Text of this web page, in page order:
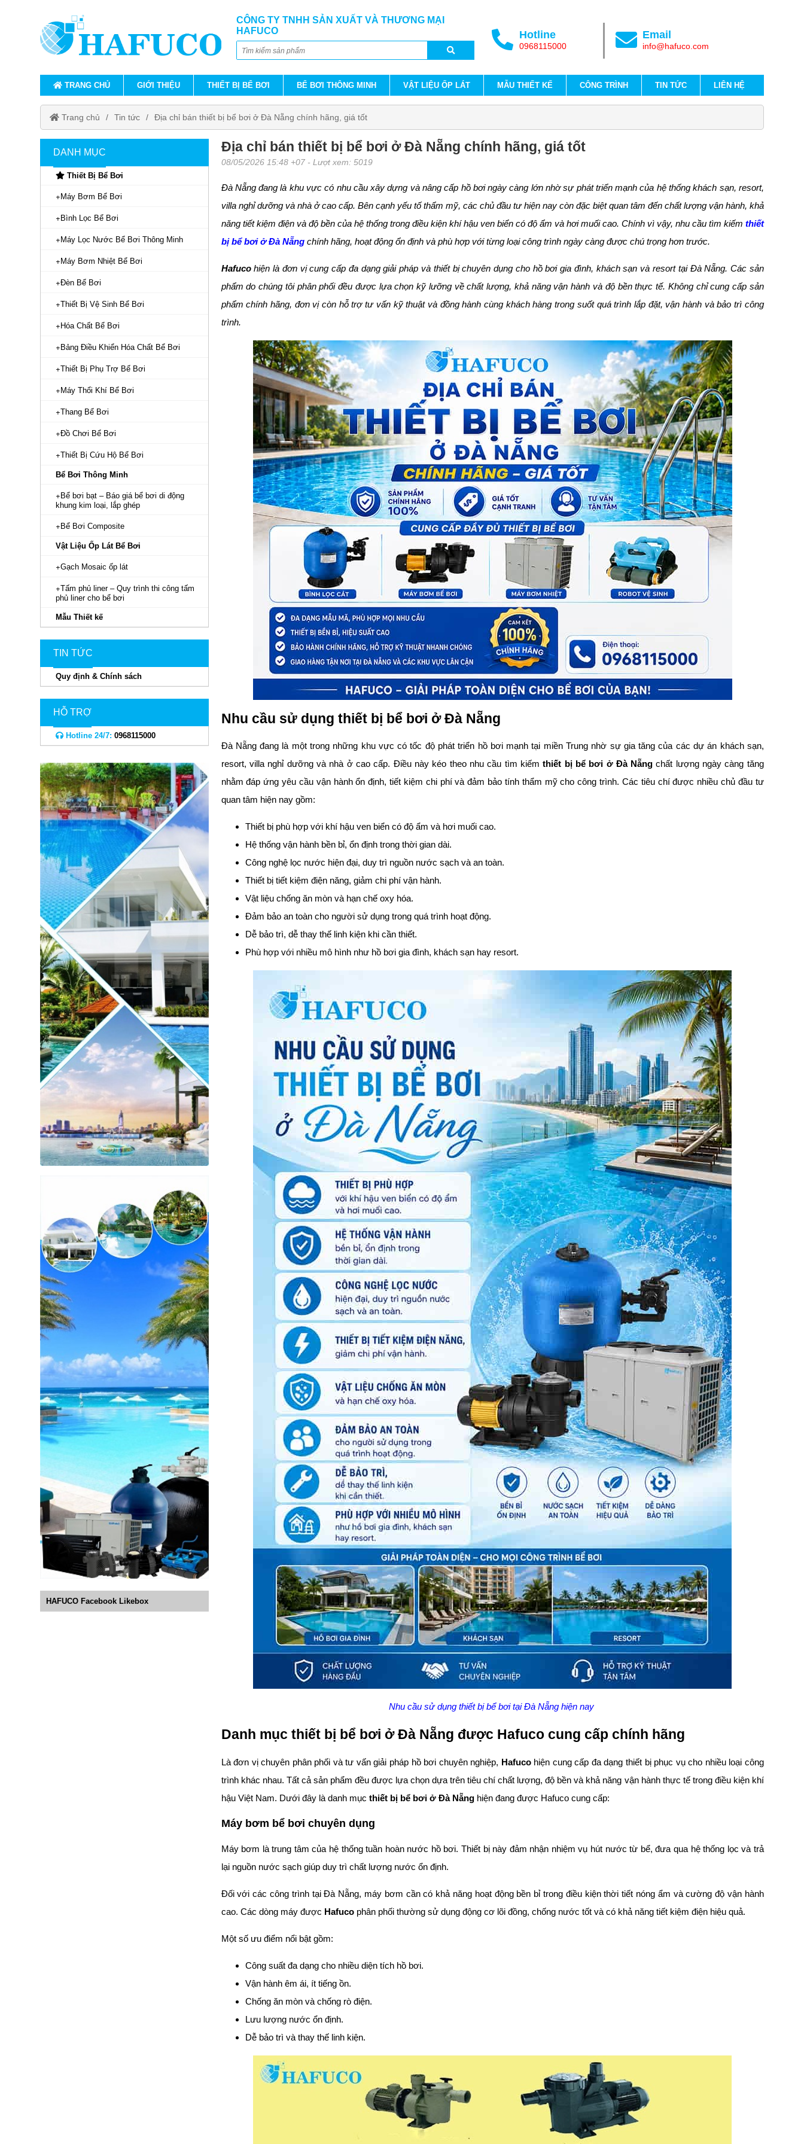
CÔNG TY TNHH SẢN XUẤT VÀ THƯƠNG MẠI
HAFUCO
Hotline
0968115000
Email
info@hafuco.com
TRANG CHỦ GIỚI THIỆU THIẾT BỊ BỂ BƠI BỂ BƠI THÔNG MINH VẬT LIỆU ỐP LÁT MẪU THIẾT KẾ CÔNG TRÌNH TIN TỨC LIÊN HỆ
Trang chủ Tin tức Địa chỉ bán thiết bị bể bơi ở Đà Nẵng chính hãng, giá tốt
Địa chỉ bán thiết bị bể bơi ở Đà Nẵng chính hãng, giá tốt
08/05/2026 15:48 +07 - Lượt xem: 5019
Đà Nẵng đang là khu vực có nhu cầu xây dựng và nâng cấp hồ bơi ngày càng lớn nhờ sự phát triển mạnh của hệ thống khách sạn, resort,
villa nghỉ dưỡng và nhà ở cao cấp. Bên cạnh yếu tố thẩm mỹ, các chủ đầu tư hiện nay còn đặc biệt quan tâm đến chất lượng vận hành, khả
năng tiết kiệm điện và độ bền của hệ thống trong điều kiện khí hậu ven biển có độ ẩm và hơi muối cao. Chính vì vậy, nhu cầu tìm kiếm thiết
bị bể bơi ở Đà Nẵngchính hãng, hoạt động ổn định và phù hợp với từng loại công trình ngày càng được chú trọng hơn trước.
Hafucohiện là đơn vị cung cấp đa dạng giải pháp và thiết bị chuyên dụng cho hồ bơi gia đình, khách sạn và resort tại Đà Nẵng. Các sản
phẩm do chúng tôi phân phối đều được lựa chọn kỹ lưỡng về chất lượng, khả năng vận hành và độ bền thực tế. Không chỉ cung cấp sản
phẩm chính hãng, đơn vị còn hỗ trợ tư vấn kỹ thuật và đồng hành cùng khách hàng trong suốt quá trình lắp đặt, vận hành và bảo trì công
trình.
Nhu cầu sử dụng thiết bị bể bơi ở Đà Nẵng
Đà Nẵng đang là một trong những khu vực có tốc độ phát triển hồ bơi mạnh tại miền Trung nhờ sự gia tăng của các dự án khách sạn,
resort, villa nghỉ dưỡng và nhà ở cao cấp. Điều này kéo theo nhu cầu tìm kiếmthiết bị bể bơi ở Đà Nẵng chất lượng ngày càng tăng
nhằm đáp ứng yêu cầu vận hành ổn định, tiết kiệm chi phí và đảm bảo tính thẩm mỹ cho công trình. Các tiêu chí được nhiều chủ đầu tư
quan tâm hiện nay gồm:
Thiết bị phù hợp với khí hậu ven biển có độ ẩm và hơi muối cao.
Hệ thống vận hành bền bỉ, ổn định trong thời gian dài.
Công nghệ lọc nước hiện đại, duy trì nguồn nước sạch và an toàn.
Thiết bị tiết kiệm điện năng, giảm chi phí vận hành.
Vật liệu chống ăn mòn và hạn chế oxy hóa.
Đảm bảo an toàn cho người sử dụng trong quá trình hoạt động.
Dễ bảo trì, dễ thay thế linh kiện khi cần thiết.
Phù hợp với nhiều mô hình như hồ bơi gia đình, khách sạn hay resort.
Nhu cầu sử dụng thiết bị bể bơi tại Đà Nẵng hiện nay
Danh mục thiết bị bể bơi ở Đà Nẵng được Hafuco cung cấp chính hãng
Là đơn vị chuyên phân phối và tư vấn giải pháp hồ bơi chuyên nghiệp, Hafucohiện cung cấp đa dạng thiết bị phục vụ cho nhiều loại công
trình khác nhau. Tất cả sản phẩm đều được lựa chọn dựa trên tiêu chí chất lượng, độ bền và khả năng vận hành thực tế trong điều kiện khí
hậu Việt Nam. Dưới đây là danh mục thiết bị bể bơi ở Đà Nẵnghiện đang được Hafuco cung cấp:
Máy bơm bể bơi chuyên dụng
Máy bơm là trung tâm của hệ thống tuần hoàn nước hồ bơi. Thiết bị này đảm nhận nhiệm vụ hút nước từ bể, đưa qua hệ thống lọc và trả
lại nguồn nước sạch giúp duy trì chất lượng nước ổn định.
Đối với các công trình tại Đà Nẵng, máy bơm cần có khả năng hoạt động bền bỉ trong điều kiện thời tiết nóng ẩm và cường độ vận hành
cao. Các dòng máy được Hafucophân phối thường sử dụng động cơ lõi đồng, chống nước tốt và có khả năng tiết kiệm điện hiệu quả.
Một số ưu điểm nổi bật gồm:
Công suất đa dạng cho nhiều diện tích hồ bơi.
Vận hành êm ái, ít tiếng ồn.
Chống ăn mòn và chống rò điện.
Lưu lượng nước ổn định.
Dễ bảo trì và thay thế linh kiện.
DANH MỤC
Thiết Bị Bể Bơi
Máy Bơm Bể Bơi
Bình Lọc Bể Bơi
Máy Lọc Nước Bể Bơi Thông Minh
Máy Bơm Nhiệt Bể Bơi
Đèn Bể Bơi
Thiết Bị Vệ Sinh Bể Bơi
Hóa Chất Bể Bơi
Bảng Điều Khiển Hóa Chất Bể Bơi
Thiết Bị Phụ Trợ Bể Bơi
Máy Thổi Khí Bể Bơi
Thang Bể Bơi
Đồ Chơi Bể Bơi
Thiết Bị Cứu Hộ Bể Bơi
Bể Bơi Thông Minh
Bể bơi bạt – Báo giá bể bơi di động
khung kim loại, lắp ghép
Bể Bơi Composite
Vật Liệu Ốp Lát Bể Bơi
Gạch Mosaic ốp lát
Tấm phủ liner – Quy trình thi công tấm
phủ liner cho bể bơi
Mẫu Thiết kế
TIN TỨC
Quy định & Chính sách
HỖ TRỢ
Hotline 24/7: 0968115000
HAFUCO Facebook Likebox